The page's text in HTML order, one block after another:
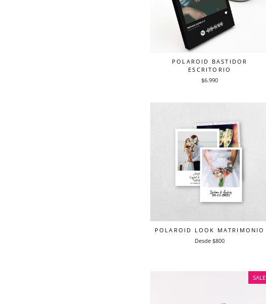
POLAROID BASTIDOR
ESCRITORIO
$6.990
POLAROID LOOK MATRIMONIO
Desde $800
SALE